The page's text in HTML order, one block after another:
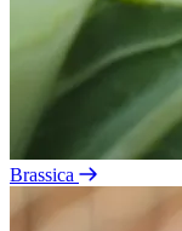
Brassica